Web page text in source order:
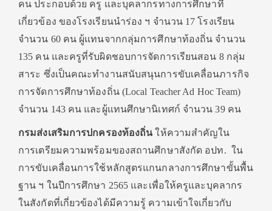
คน ประกอบด้วย ครู และบุคลากรทางการศึกษาที่
เกี่ยวข้อง ของโรงเรียนนำร่อง ฯ จำนวน 17 โรงเรียน
จำนวน 60 คน ผู้แทนจากกลุ่มการศึกษาท้องถิ่น จำนวน
135 คน และครูที่รับผิดชอบการจัดการเรียนสอน 8 กลุ่ม
สาระ ซึ่งเป็นคณะทำงานสนับสนุนการขับเคลื่อนภารกิจ
การจัดการศึกษาท้องถิ่น (Local Teacher Ad Hoc Team)
จำนวน 143 คน และผู้แทนศึกษานิเทศก์ จำนวน 39 คน
กรมส่งเสริมการปกครองท้องถิ่นให้ความสำคัญใน
การเตรียมความพร้อมของสถานศึกษาสังกัด อปท. ใน
การขับเคลื่อนการใช้หลักสูตรแกนกลางการศึกษาขั้นพื้น
ฐาน ฯ ในปีการศึกษา 2565 และเพื่อให้ครูและบุคลากร
ในสังกัดที่เกี่ยวข้องได้มีความรู้ ความเข้าใจเกี่ยวกับ